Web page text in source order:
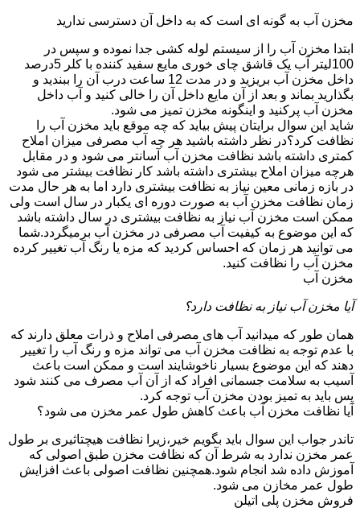
مخزن آب به گونه ای است که به داخل آن دسترسی ندارید
ابتدا مخزن آب را از سیستم لوله کشی جدا نموده و سپس در
100لیتر آب یک قاشق چای خوری مایع سفید کننده با کلر 5درصد
داخل مخزن آب بریزید و در مدت 12 ساعت درب آن را ببندید و
بگذارید بماند و بعد از آن مایع داخل آن را خالی کنید و آب داخل
مخزن آب پرکنید و اینگونه مخزن تمیز می شود.
شاید این سوال برایتان پیش بیاید که چه موقع باید مخزن آب را
نظافت کرد؟در نظر داشته باشید هر چه آب مصرفی میزان املاح
کمتری داشته باشد نظافت مخزن آب آسانتر می شود و در مقابل
هرچه میزان املاح بیشتری داشته باشد کار نظافت بیشتر می شود
در بازه زمانی معین نیاز به نظافت بیشتری دارد اما به هر حال مدت
زمان نظافت مخزن آب به صورت دوره ای یکبار در سال است ولی
ممکن است مخزن آب نیاز به نظافت بیشتری در سال داشته باشد
که این موضوع به کیفیت آب مصرفی در مخزن آب برمیگردد.شما
می توانید هر زمان که احساس کردید که مزه یا رنگ آب تغییر کرده
مخزن آب را نظافت کنید.
مخزن آب
آیا مخزن آب نیاز به نظافت دارد؟
همان طور که میدانید آب های مصرفی املاح و ذرات معلق دارند که
با عدم توجه به نظافت مخزن آب می تواند مزه و رنگ آب را تغییر
دهند که این موضوع بسیار ناخوشایند است و ممکن است باعث
آسیب به سلامت جسمانی افراد که از آن آب مصرف می کنند شود
پس باید به تمیز بودن مخزن آب توجه کرد.
آیا نظافت مخزن آب باعث کاهش طول عمر مخزن می شود؟
تاندر جواب این سوال باید بگویم خیر،زیرا نظافت هیچتاثیری بر طول
عمر مخزن ندارد به شرط آن که نظافت مخزن طبق اصولی که
آموزش داده شد انجام شود.همچنین نظافت اصولی باعث افزایش
طول عمر مخازن می شود.
فروش مخزن پلی اتیلن